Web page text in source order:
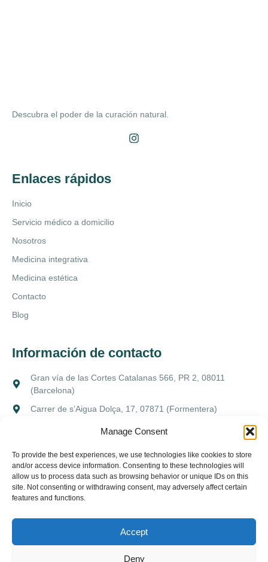
Manage Consent
To provide the best experiences, we use technologies like cookies to store
and/or access device information. Consenting to these technologies will
allow us to process data such as browsing behavior or unique IDs on this
site. Not consenting or withdrawing consent, may adversely affect certain
features and functions.
Accept
Deny
Descubra el poder de la curación natural.
Enlaces rápidos
Inicio
Servicio médico a domicilio
Nosotros
Medicina integrativa
Medicina estética
Contacto
Blog
Información de contacto
Gran vía de las Cortes Catalanas 566, PR 2, 08011
(Barcelona)
Carrer de s’Aigua Dolça, 17, 07871 (Formentera)
Aviso legalPolítica de privacidad